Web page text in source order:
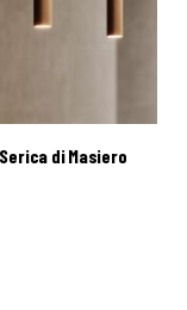
di Masiero